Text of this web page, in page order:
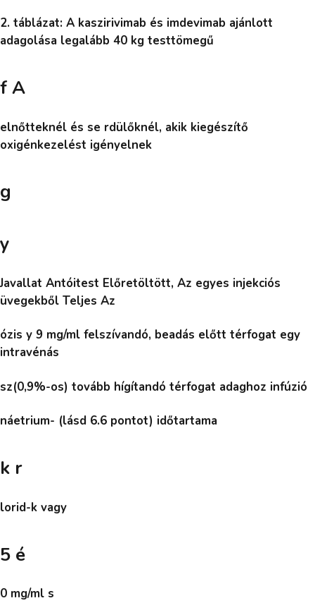
2. táblázat: A kaszirivimab és imdevimab ajánlott
adagolása legalább 40 kg testtömegű
f A
elnőtteknél és se rdülőknél, akik kiegészítő
oxigénkezelést igényelnek
g
y
Javallat Antóitest Előretöltött, Az egyes injekciós
üvegekből Teljes Az
ózis y 9 mg/ml felszívandó, beadás előtt térfogat egy
intravénás
sz(0,9%-os) tovább hígítandó térfogat adaghoz infúzió
náetrium- (lásd 6.6 pontot) időtartama
k r
lorid-k vagy
5 é
0 mg/ml s